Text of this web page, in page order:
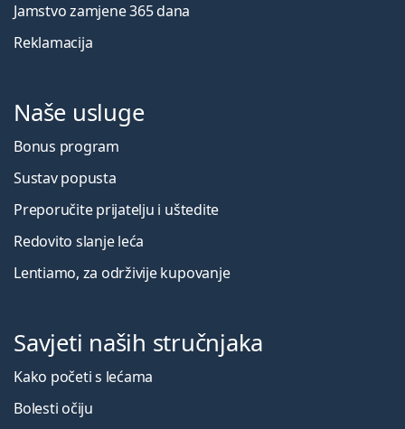
Jamstvo zamjene 365 dana
Reklamacija
Naše usluge
Bonus program
Sustav popusta
Preporučite prijatelju i uštedite
Redovito slanje leća
Lentiamo, za održivije kupovanje
Savjeti naših stručnjaka
Kako početi s lećama
Bolesti očiju